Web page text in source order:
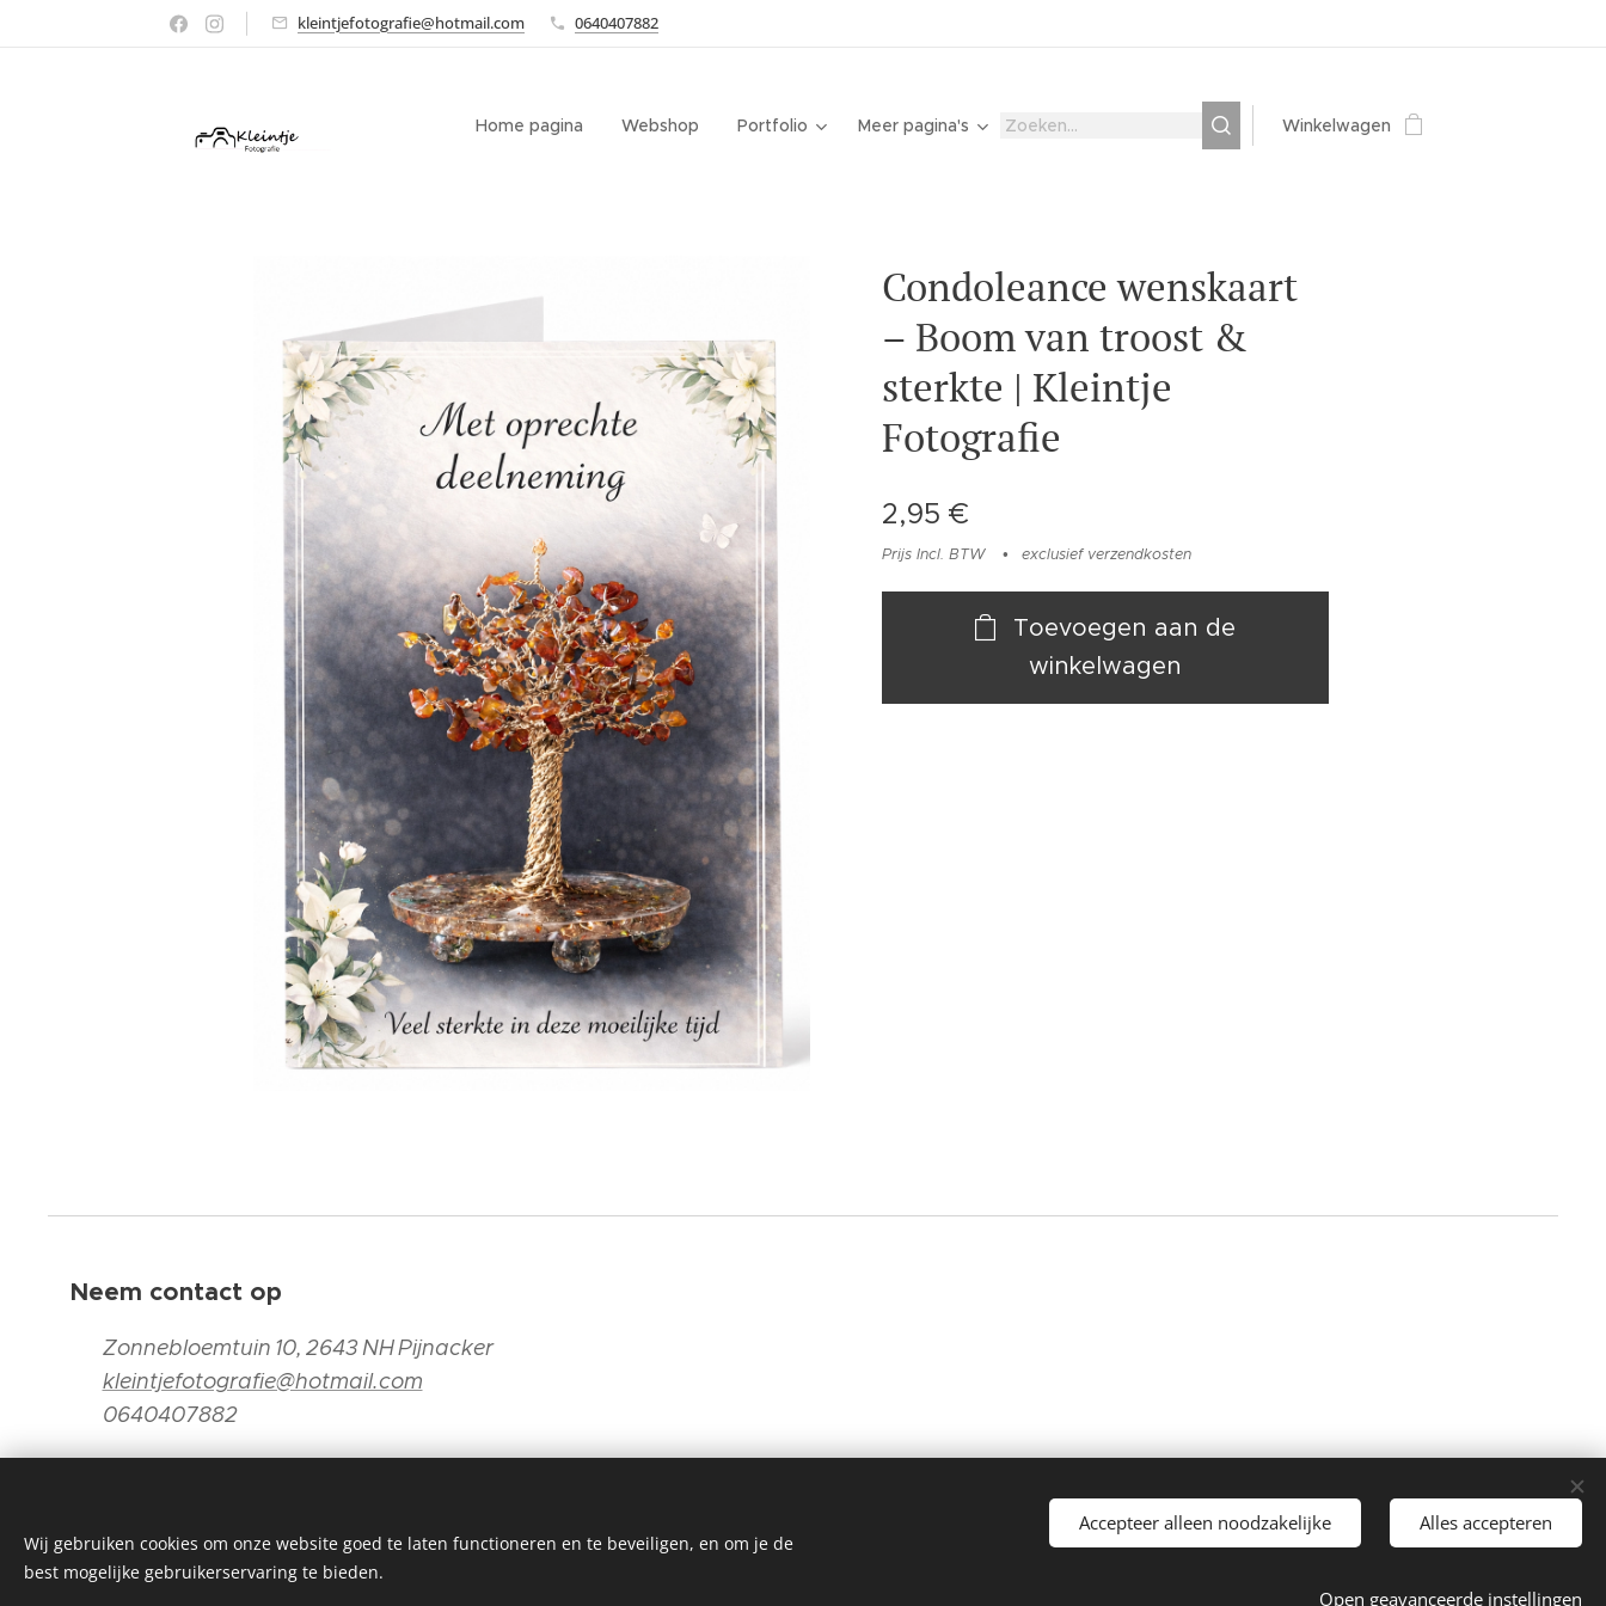
kleintjefotografie@hotmail.com 0640407882
Home pagina Webshop Portfolio Meer pagina's Winkelwagen
Condoleance wenskaart
– Boom van troost &
sterkte | Kleintje
Fotografie
2,95 €
Prijs Incl. BTW exclusief verzendkosten
Toevoegen aan de
winkelwagen
Neem contact op
Zonnebloemtuin 10, 2643 NH Pijnacker
kleintjefotografie@hotmail.com
0640407882
Wij gebruiken cookies om onze website goed te laten functioneren en te beveiligen, en om je de
best mogelijke gebruikerservaring te bieden.
Accepteer alleen noodzakelijke Alles accepteren
Open geavanceerde instellingen